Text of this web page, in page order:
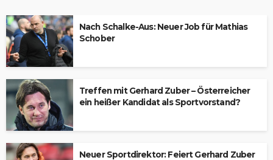
Nach Schalke-Aus: Neuer Job für Mathias
Schober
Treffen mit Gerhard Zuber – Österreicher
ein heißer Kandidat als Sportvorstand?
Neuer Sportdirektor: Feiert Gerhard Zuber